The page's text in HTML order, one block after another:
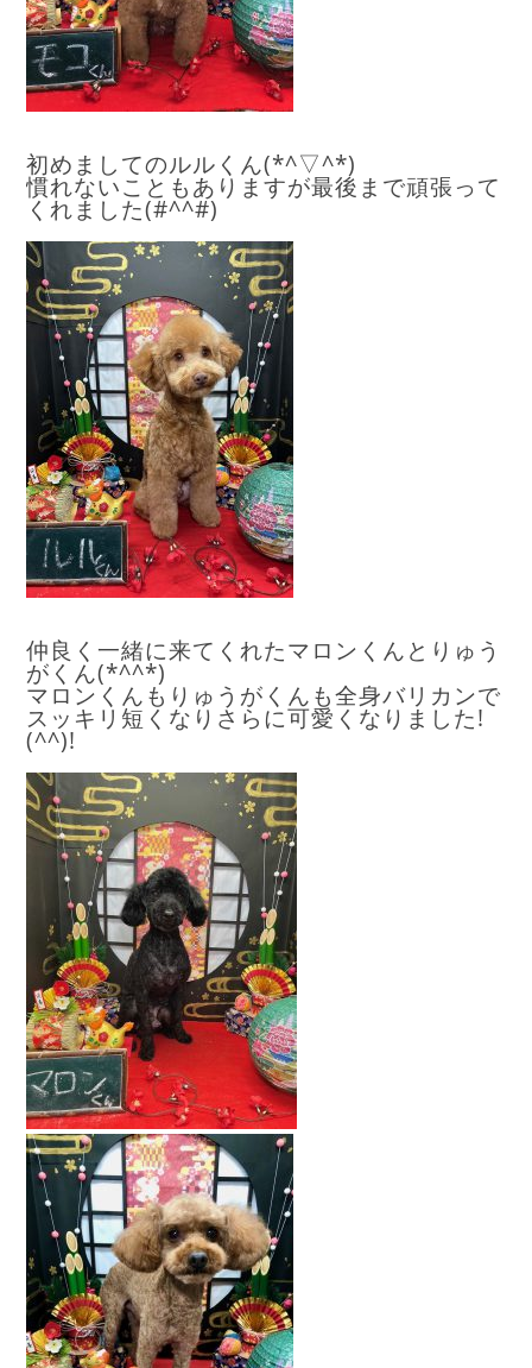
初めましてのルルくん(*^▽^*)
慣れないこともありますが最後まで頑張って
くれました(#^^#)
仲良く一緒に来てくれたマロンくんとりゅう
がくん(*^^*)
マロンくんもりゅうがくんも全身バリカンで
スッキリ短くなりさらに可愛くなりました!
(^^)!